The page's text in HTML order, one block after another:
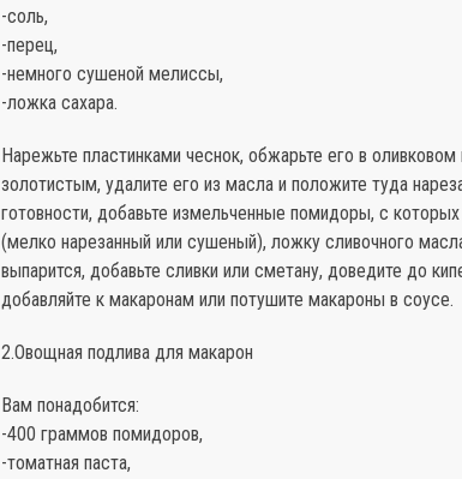
-соль,
-перец,
-немного сушеной мелиссы,
-ложка сахара.
Нарежьте пластинками чеснок, обжарьте его в
золотистым, удалите его из масла и положите туда
готовности, добавьте измельченные помидоры, с
(мелко нарезанный или сушеный), ложку сливочного
выпарится, добавьте сливки или сметану, доведите до
добавляйте к макаронам или потушите макароны в соусе.
2.Овощная подлива для макарон
Вам понадобится:
-400 граммов помидоров,
-томатная паста,